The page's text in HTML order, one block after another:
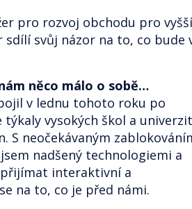
pro rozvoj obchodu pro
sdílí svůj názor na to, co bude
něco málo o sobě…
v lednu tohoto roku po
vysokých škol a
S neočekávaným
nadšený technologiemi a
přijímat interaktivní a
na to, co je před námi.